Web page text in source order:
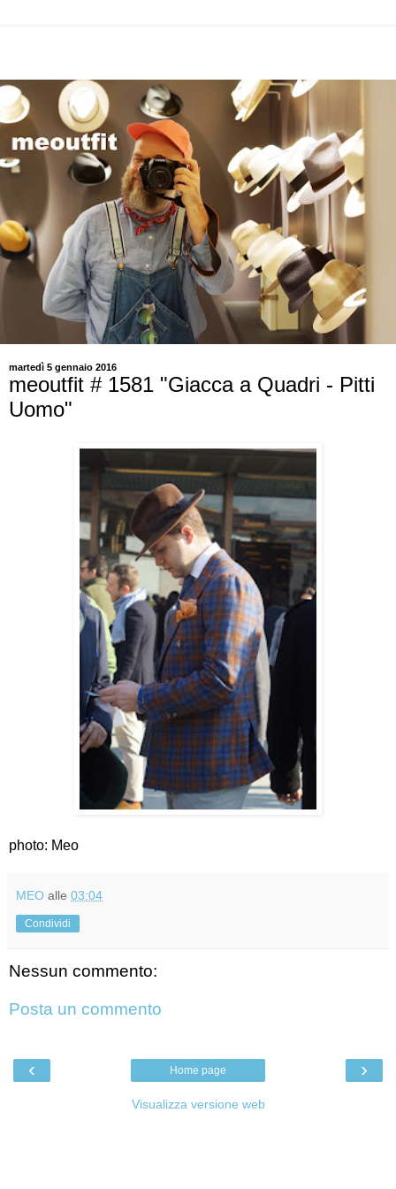
martedì 5 gennaio 2016
meoutfit # 1581 "Giacca a Quadri - Pitti
Uomo"
photo: Meo
MEO alle 03:04
Condividi
Nessun commento:
Posta un commento
‹ ›
Home page
Visualizza versione web